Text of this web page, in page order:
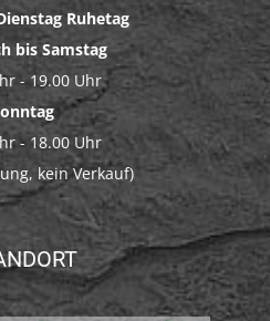
Ruhetag
bis Samstag
- 19.00 Uhr
- 18.00 Uhr
kein Verkauf)